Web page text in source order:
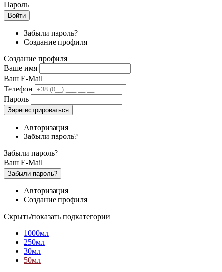
Пароль
Войти
Забыли пароль?
Создание профиля
Создание профиля
Ваше имя
Ваш E-Mail
Телефон
Пароль
Зарегистрироваться
Авторизация
Забыли пароль?
Забыли пароль?
Ваш E-Mail
Забыли пароль?
Авторизация
Создание профиля
Скрыть/показать подкатегории
1000мл
250мл
30мл
50мл